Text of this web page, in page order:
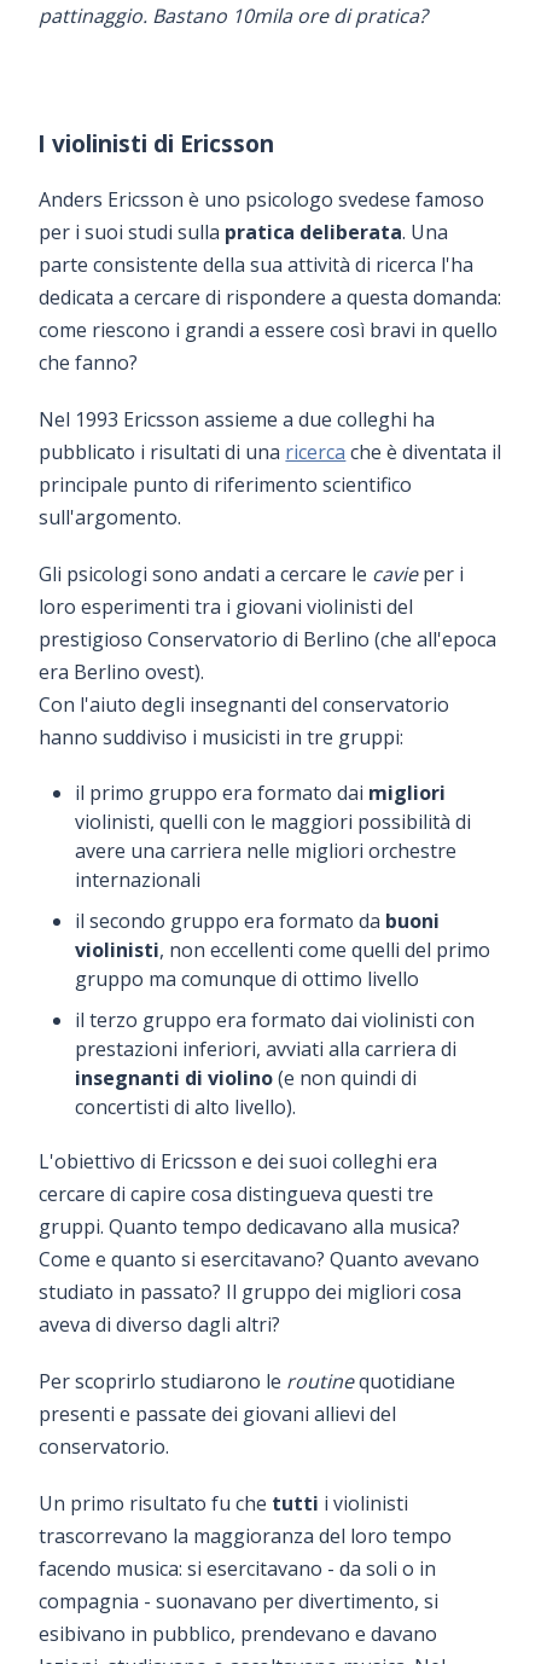
pattinaggio. Bastano 10mila ore di pratica?
I violinisti di Ericsson
Anders Ericsson è uno psicologo svedese famoso
per i suoi studi sulla pratica deliberata. Una
parte consistente della sua attività di ricerca l'ha
dedicata a cercare di rispondere a questa domanda:
come riescono i grandi a essere così bravi in quello
che fanno?
Nel 1993 Ericsson assieme a due colleghi ha
pubblicato i risultati di una ricerca che è diventata il
principale punto di riferimento scientifico
sull'argomento.
Gli psicologi sono andati a cercare le cavieper i
loro esperimenti tra i giovani violinisti del
prestigioso Conservatorio di Berlino (che all'epoca
era Berlino ovest).
Con l'aiuto degli insegnanti del conservatorio
hanno suddiviso i musicisti in tre gruppi:
il primo gruppo era formato dai migliori
violinisti, quelli con le maggiori possibilità di
avere una carriera nelle migliori orchestre
internazionali
il secondo gruppo era formato da buoni
violinisti, non eccellenti come quelli del primo
gruppo ma comunque di ottimo livello
il terzo gruppo era formato dai violinisti con
prestazioni inferiori, avviati alla carriera di
insegnanti di violino(e non quindi di
concertisti di alto livello).
L'obiettivo di Ericsson e dei suoi colleghi era
cercare di capire cosa distingueva questi tre
gruppi. Quanto tempo dedicavano alla musica?
Come e quanto si esercitavano? Quanto avevano
studiato in passato? Il gruppo dei migliori cosa
aveva di diverso dagli altri?
Per scoprirlo studiarono le routinequotidiane
presenti e passate dei giovani allievi del
conservatorio.
Un primo risultato fu che tutti i violinisti
trascorrevano la maggioranza del loro tempo
facendo musica: si esercitavano - da soli o in
compagnia - suonavano per divertimento, si
esibivano in pubblico, prendevano e davano